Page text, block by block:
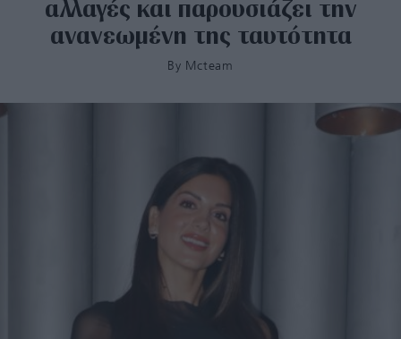
αλλαγές και παρουσιάζει την
ανανεωμένη της ταυτότητα
By Mcteam